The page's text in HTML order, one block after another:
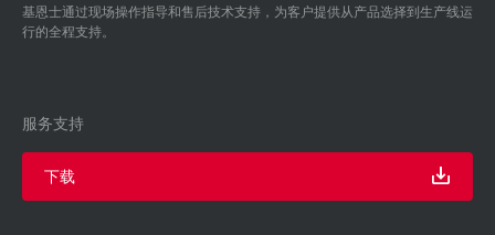
基恩士通过现场操作指导和售后技术支持，为客户提供从产品选择到生产线运
行的全程支持。
服务支持
下载